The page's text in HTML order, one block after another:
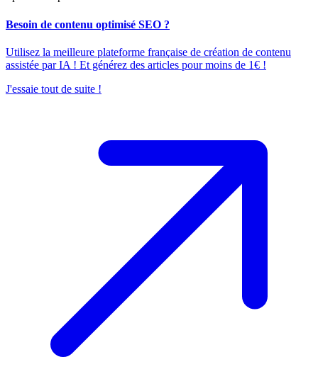
Besoin de contenu optimisé SEO ?
Utilisez la meilleure plateforme française de création de contenu
assistée par IA ! Et générez des articles pour moins de 1€ !
J'essaie tout de suite !